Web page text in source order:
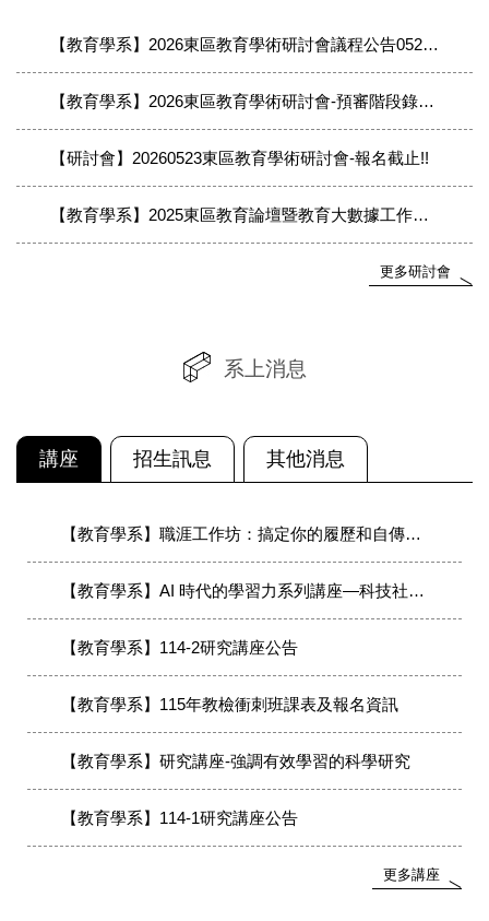
【教育學系】2026東區教育學術研討會議程公告0521(最終議程以公告為準)
【教育學系】2026東區教育學術研討會-預審階段錄取名單
【研討會】20260523東區教育學術研討會-報名截止!!
【教育學系】2025東區教育論壇暨教育大數據工作坊-議程
更多研討會
系上消息
講座 招生訊息 其他消息
【教育學系】職涯工作坊：搞定你的履歷和自傳（限額30名）
【教育學系】AI 時代的學習力系列講座—科技社會的媒體識讀
【教育學系】114-2研究講座公告
【教育學系】115年教檢衝刺班課表及報名資訊
【教育學系】研究講座-強調有效學習的科學研究
【教育學系】114-1研究講座公告
更多講座